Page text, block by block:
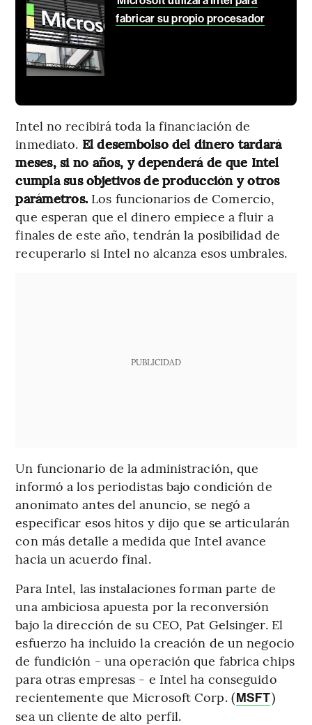
fabricar su propio procesador
Intel no recibirá toda la financiación de
inmediato. El desembolso del dinero tardará
meses, si no años, y dependerá de que Intel
cumpla sus objetivos de producción y otros
parámetros. Los funcionarios de Comercio,
que esperan que el dinero empiece a fluir a
finales de este año, tendrán la posibilidad de
recuperarlo si Intel no alcanza esos umbrales.
PUBLICIDAD
Un funcionario de la administración, que
informó a los periodistas bajo condición de
anonimato antes del anuncio, se negó a
especificar esos hitos y dijo que se articularán
con más detalle a medida que Intel avance
hacia un acuerdo final.
Para Intel, las instalaciones forman parte de
una ambiciosa apuesta por la reconversión
bajo la dirección de su CEO, Pat Gelsinger. El
esfuerzo ha incluido la creación de un negocio
de fundición - una operación que fabrica chips
para otras empresas - e Intel ha conseguido
recientemente que Microsoft Corp. (MSFT)
sea un cliente de alto perfil.